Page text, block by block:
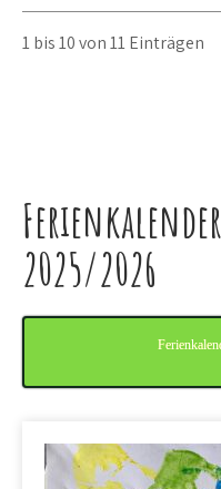
1 bis 10 von 11 Einträgen
2025/2026